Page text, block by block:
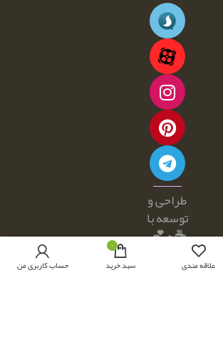
طراحی و
توسعه با
☕ و 💕
امینیشنعلاقه مندی
۰
سبد خرید حساب کاربری من